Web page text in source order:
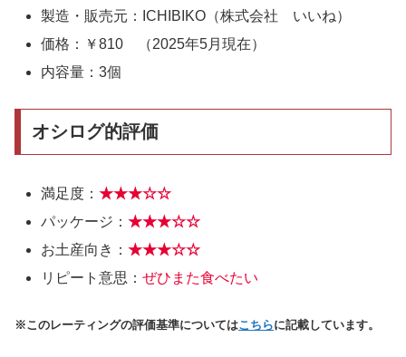
製造・販売元：ICHIBIKO（株式会社 いいね）
価格：￥810 （2025年5月現在）
内容量：3個
オシログ的評価
満足度：★★★☆☆
パッケージ：★★★☆☆
お土産向き：★★★☆☆
リピート意思：ぜひまた食べたい
※このレーティングの評価基準についてはこちらに記載しています。